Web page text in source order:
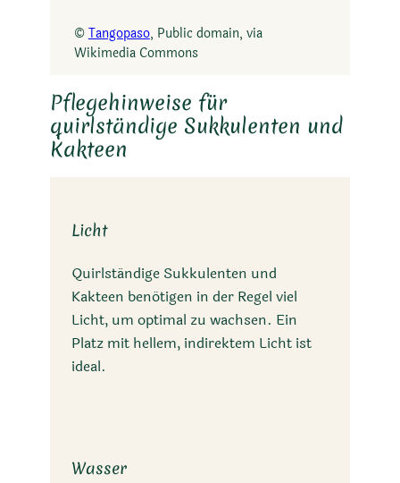
©Tangopaso, Public domain, via
Wikimedia Commons
Pflegehinweise für
quirlständige Sukkulenten und
Kakteen
Licht
Quirlständige Sukkulenten und
Kakteen benötigen in der Regel viel
Licht, um optimal zu wachsen. Ein
Platz mit hellem, indirektem Licht ist
ideal.
Wasser